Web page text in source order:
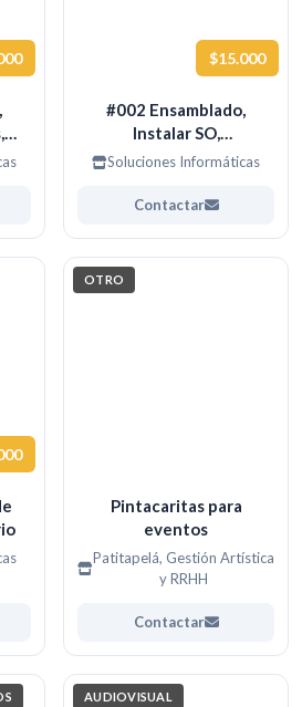
$15.000
#002 Ensamblado,
Instalar SO,
configuración simple de
Soluciones Informáticas
Contactar
OTRO
Pintacaritas para
eventos
Patitapelá, Gestión Artística
y RRHH
Contactar
AUDIOVISUAL